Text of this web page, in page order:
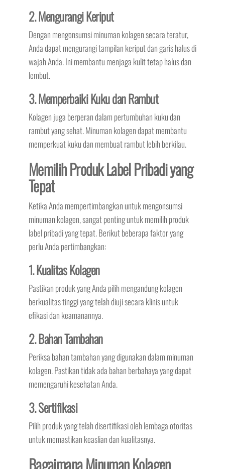
2. Mengurangi Keriput
Dengan mengonsumsi minuman kolagen secara teratur,
Anda dapat mengurangi tampilan keriput dan garis halus di
wajah Anda. Ini membantu menjaga kulit tetap halus dan
lembut.
3. Memperbaiki Kuku dan Rambut
Kolagen juga berperan dalam pertumbuhan kuku dan
rambut yang sehat. Minuman kolagen dapat membantu
memperkuat kuku dan membuat rambut lebih berkilau.
Memilih Produk Label Pribadi yang
Tepat
Ketika Anda mempertimbangkan untuk mengonsumsi
minuman kolagen, sangat penting untuk memilih produk
label pribadi yang tepat. Berikut beberapa faktor yang
perlu Anda pertimbangkan:
1. Kualitas Kolagen
Pastikan produk yang Anda pilih mengandung kolagen
berkualitas tinggi yang telah diuji secara klinis untuk
efikasi dan keamanannya.
2. Bahan Tambahan
Periksa bahan tambahan yang digunakan dalam minuman
kolagen. Pastikan tidak ada bahan berbahaya yang dapat
memengaruhi kesehatan Anda.
3. Sertifikasi
Pilih produk yang telah disertifikasi oleh lembaga otoritas
untuk memastikan keaslian dan kualitasnya.
Bagaimana Minuman Kolagen